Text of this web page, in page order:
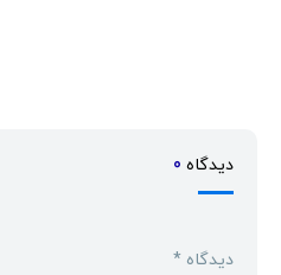
دیدگاه 0
دیدگاه *